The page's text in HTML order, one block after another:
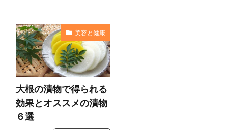
美容と健康
大根の漬物で得られる
効果とオススメの漬物
６選